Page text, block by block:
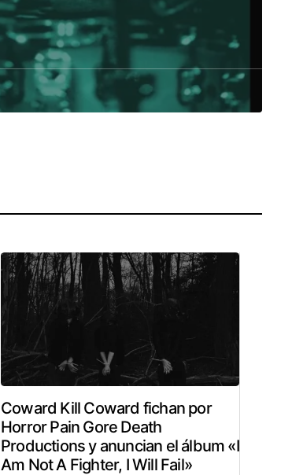
Coward Kill Coward fichan por
Horror Pain Gore Death
Productions y anuncian el álbum «I
Am Not A Fighter, I Will Fail»